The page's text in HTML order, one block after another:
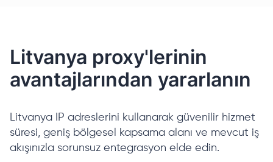
Litvanya proxy'lerinin
avantajlarından yararlanın
Litvanya IP adreslerini kullanarak güvenilir hizmet
süresi, geniş bölgesel kapsama alanı ve mevcut iş
akışınızla sorunsuz entegrasyon elde edin.